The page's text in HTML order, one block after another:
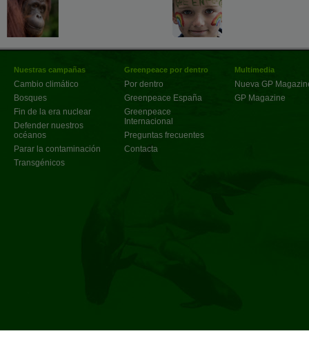
Nuestras campañas
Cambio climático
Bosques
Fin de la era nuclear
Defender nuestros
océanos
Parar la contaminación
Transgénicos
Greenpeace por dentro
Por dentro
Greenpeace España
Greenpeace
Internacional
Preguntas frecuentes
Contacta
Multimedia
Nueva GP
GP Magazine